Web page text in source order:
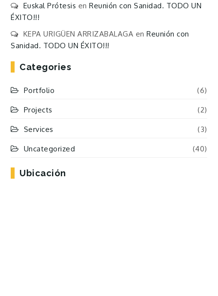
Euskal Prótesis enReunión con Sanidad. TODO UN
ÉXITO!!!
KEPA URIGÜEN ARRIZABALAGA enReunión con
Sanidad. TODO UN ÉXITO!!!
Categories
Portfolio (6)
Projects (2)
Services (3)
Uncategorized (40)
Ubicación